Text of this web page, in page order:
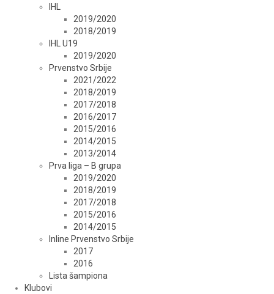
IHL
2019/2020
2018/2019
IHL U19
2019/2020
Prvenstvo Srbije
2021/2022
2018/2019
2017/2018
2016/2017
2015/2016
2014/2015
2013/2014
Prva liga – B grupa
2019/2020
2018/2019
2017/2018
2015/2016
2014/2015
Inline Prvenstvo Srbije
2017
2016
Lista šampiona
Klubovi